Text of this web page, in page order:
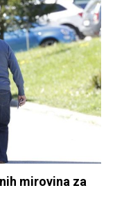
mirovina za